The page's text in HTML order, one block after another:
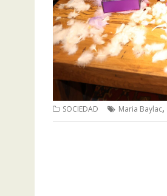
SOCIEDAD Maria Baylac,